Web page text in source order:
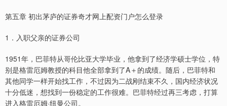
第五章 初出茅庐的证券奇才网上配资门户怎么登录
1．入职父亲的证券公司
1951年，巴菲特从哥伦比亚大学毕业，他拿到了经济学硕士学位，特
别是格雷厄姆教授的科目他全部拿到了A＋的成绩。随后，巴菲特和
其他同学一样开始找工作，不过因为二战刚结束不久，国内经济状况
十分低迷，想找到一份稳定的工作很难。巴菲特经过再三考虑，打算
进入格雷厄姆·纽曼公司。